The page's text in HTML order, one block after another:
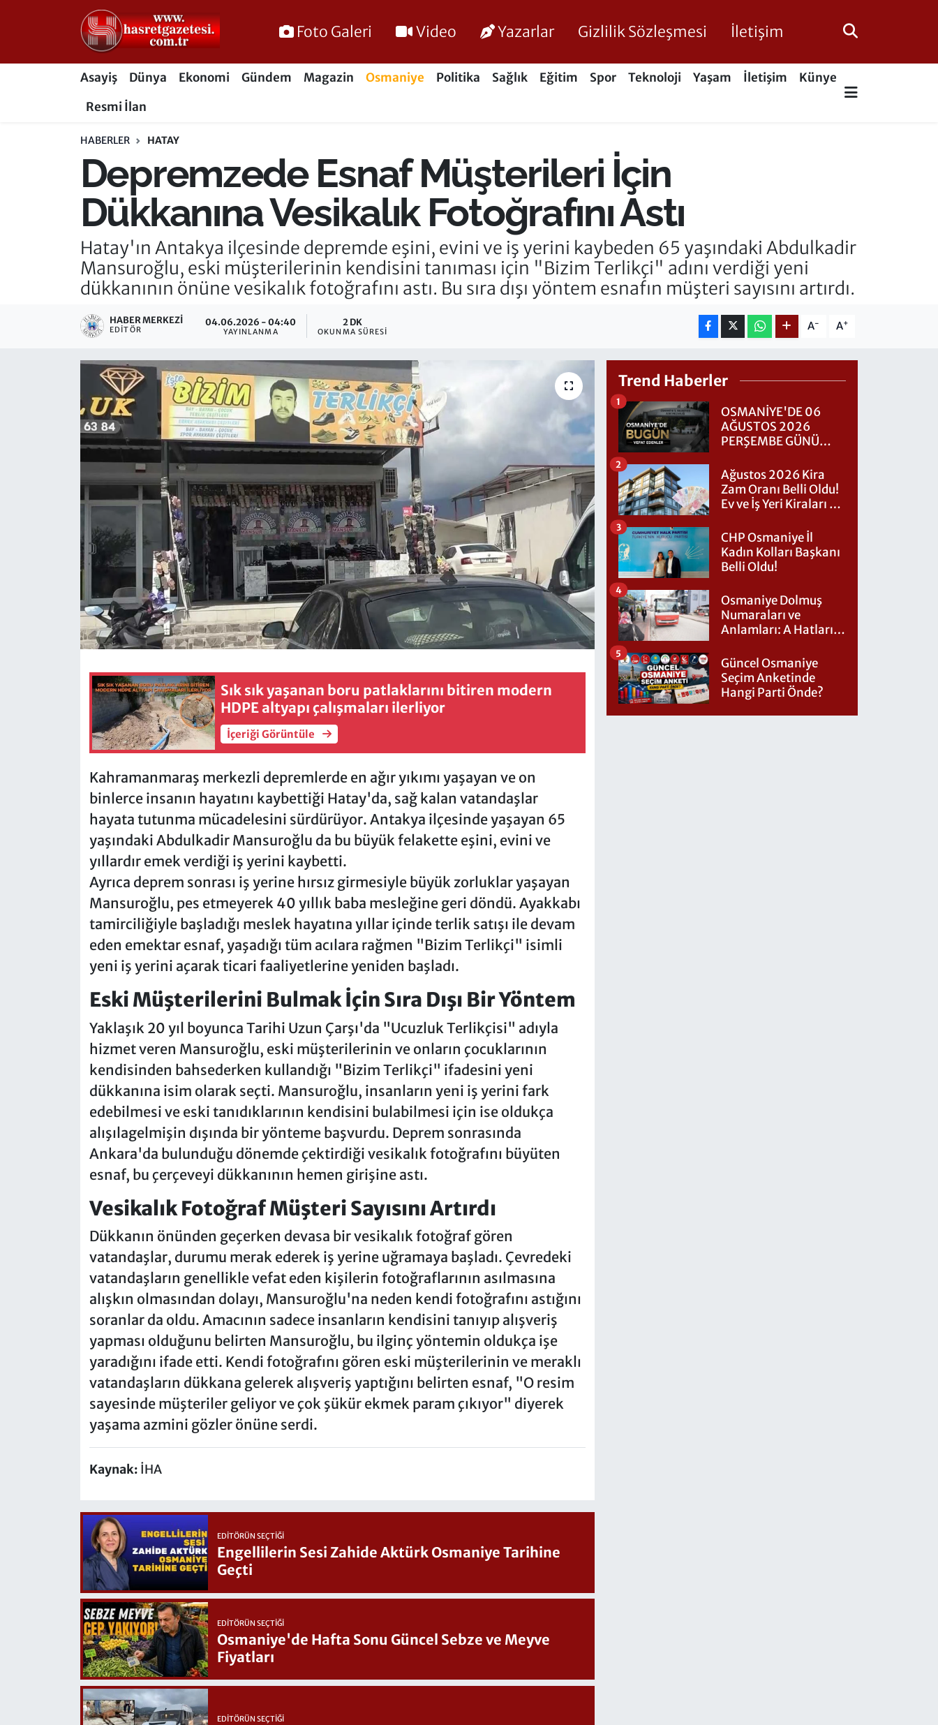
Foto Galeri Video Yazarlar Gizlilik Sözleşmesi İletişim
Asayiş Dünya Ekonomi Gündem Magazin Osmaniye Politika Sağlık Eğitim Spor Teknoloji Yaşam İletişim
Künye
Resmi İlan
HABERLER HATAY
Depremzede Esnaf Müşterileri İçin
Dükkanına Vesikalık Fotoğrafını Astı
Hatay'ın Antakya ilçesinde depremde eşini, evini ve iş yerini kaybeden 65 yaşındaki Abdulkadir
Mansuroğlu, eski müşterilerinin kendisini tanıması için "Bizim Terlikçi" adını verdiği yeni
dükkanının önüne vesikalık fotoğrafını astı. Bu sıra dışı yöntem esnafın müşteri sayısını artırdı.
HABER MERKEZI
EDITÖR
04.06.2026 - 04:40
YAYINLANMA
2 DK
OKUNMA SÜRESI A- A+
Sık sık yaşanan boru patlaklarını bitiren modern
HDPE altyapı çalışmaları ilerliyor
İçeriği Görüntüle
Kahramanmaraş merkezli depremlerde en ağır yıkımı yaşayan ve on
binlerce insanın hayatını kaybettiği Hatay'da, sağ kalan vatandaşlar
hayata tutunma mücadelesini sürdürüyor. Antakya ilçesinde yaşayan 65
yaşındaki Abdulkadir Mansuroğlu da bu büyük felakette eşini, evini ve
yıllardır emek verdiği iş yerini kaybetti.
Ayrıca deprem sonrası iş yerine hırsız girmesiyle büyük zorluklar yaşayan
Mansuroğlu, pes etmeyerek 40 yıllık baba mesleğine geri döndü. Ayakkabı
tamirciliğiyle başladığı meslek hayatına yıllar içinde terlik satışı ile devam
eden emektar esnaf, yaşadığı tüm acılara rağmen "Bizim Terlikçi" isimli
yeni iş yerini açarak ticari faaliyetlerine yeniden başladı.
Eski Müşterilerini Bulmak İçin Sıra Dışı Bir Yöntem
Yaklaşık 20 yıl boyunca Tarihi Uzun Çarşı'da "Ucuzluk Terlikçisi" adıyla
hizmet veren Mansuroğlu, eski müşterilerinin ve onların çocuklarının
kendisinden bahsederken kullandığı "Bizim Terlikçi" ifadesini yeni
dükkanına isim olarak seçti. Mansuroğlu, insanların yeni iş yerini fark
edebilmesi ve eski tanıdıklarının kendisini bulabilmesi için ise oldukça
alışılagelmişin dışında bir yönteme başvurdu. Deprem sonrasında
Ankara'da bulunduğu dönemde çektirdiği vesikalık fotoğrafını büyüten
esnaf, bu çerçeveyi dükkanının hemen girişine astı.
Vesikalık Fotoğraf Müşteri Sayısını Artırdı
Dükkanın önünden geçerken devasa bir vesikalık fotoğraf gören
vatandaşlar, durumu merak ederek iş yerine uğramaya başladı. Çevredeki
vatandaşların genellikle vefat eden kişilerin fotoğraflarının asılmasına
alışkın olmasından dolayı, Mansuroğlu'na neden kendi fotoğrafını astığını
soranlar da oldu. Amacının sadece insanların kendisini tanıyıp alışveriş
yapması olduğunu belirten Mansuroğlu, bu ilginç yöntemin oldukça işe
yaradığını ifade etti. Kendi fotoğrafını gören eski müşterilerinin ve meraklı
vatandaşların dükkana gelerek alışveriş yaptığını belirten esnaf, "O resim
sayesinde müşteriler geliyor ve çok şükür ekmek param çıkıyor" diyerek
yaşama azmini gözler önüne serdi.
Kaynak: İHA
EDITÖRÜN SEÇTIĞI
Engellilerin Sesi Zahide Aktürk Osmaniye Tarihine
Geçti
EDITÖRÜN SEÇTIĞI
Osmaniye'de Hafta Sonu Güncel Sebze ve Meyve
Fiyatları
EDITÖRÜN SEÇTIĞI
Trend Haberler
OSMANİYE'DE 06
AĞUSTOS 2026
PERŞEMBE GÜNÜ
1
Ağustos 2026 Kira
Zam Oranı Belli Oldu!
Ev ve İş Yeri Kiraları Ne
2
CHP Osmaniye İl
Kadın Kolları Başkanı
Belli Oldu!
3
Osmaniye Dolmuş
Numaraları ve
Anlamları: A Hatları
4
Güncel Osmaniye
Seçim Anketinde
Hangi Parti Önde?
5
Osmaniye Nöbetçi Eczaneler
Osmaniye Hava Durumu
Süper Lig Puan Durumu ve Fikstür
Tüm Manşetler
Son Dakika Haberleri
Haber Arşivi